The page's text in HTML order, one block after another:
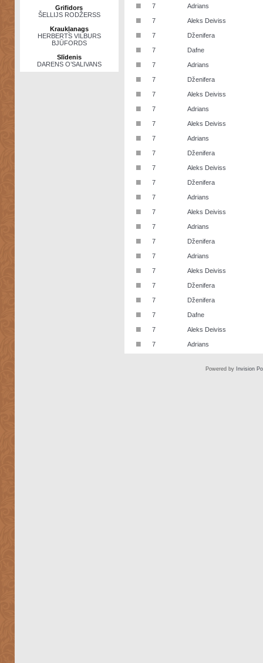
Grifidors
ŠELLIJS RODŽERSS
Kraukļanags
HERBERTS VILBURS
BJŪFORDS
Slīdenis
DARENS O’SALIVANS
■ 7 Adrians
■ 7 Aleks Deiviss
■ 7 Dženifera
■ 7 Dafne
■ 7 Adrians
■ 7 Dženifera
■ 7 Aleks Deiviss
■ 7 Adrians
■ 7 Aleks Deiviss
■ 7 Adrians
■ 7 Dženifera
■ 7 Aleks Deiviss
■ 7 Dženifera
■ 7 Adrians
■ 7 Aleks Deiviss
■ 7 Adrians
■ 7 Dženifera
■ 7 Adrians
■ 7 Aleks Deiviss
■ 7 Dženifera
■ 7 Dženifera
■ 7 Dafne
■ 7 Aleks Deiviss
■ 7 Adrians
Powered by Invision